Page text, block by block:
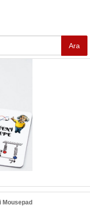
Mousepad